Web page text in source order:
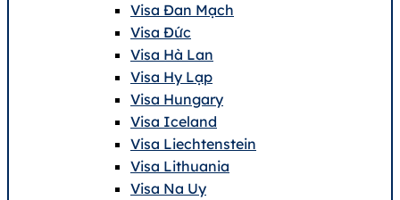
Visa Đan Mạch
Visa Đức
Visa Hà Lan
Visa Hy Lạp
Visa Hungary
Visa Iceland
Visa Liechtenstein
Visa Lithuania
Visa Na Uy